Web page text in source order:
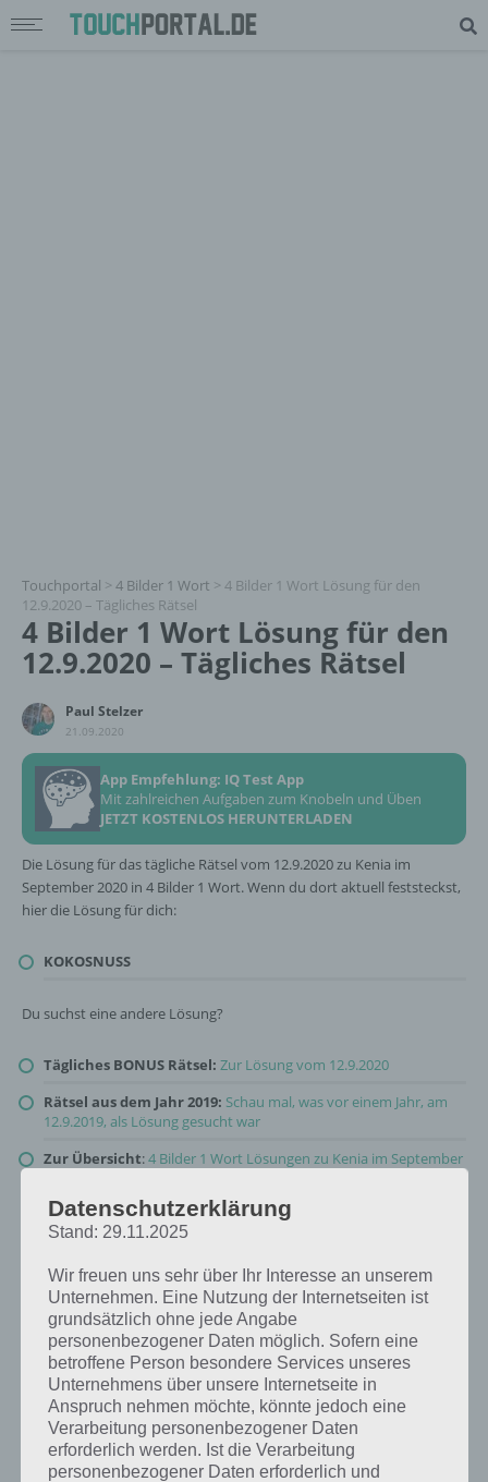
Touchportal > 4 Bilder 1 Wort > 4 Bilder 1 Wort Lösung für den
12.9.2020 – Tägliches Rätsel
4 Bilder 1 Wort Lösung für den
12.9.2020 – Tägliches Rätsel
Paul Stelzer
21.09.2020
App Empfehlung: IQ Test App
Mit zahlreichen Aufgaben zum Knobeln und Üben
JETZT KOSTENLOS HERUNTERLADEN
Die Lösung für das tägliche Rätsel vom 12.9.2020 zu Kenia im
September 2020 in 4 Bilder 1 Wort. Wenn du dort aktuell feststeckst,
hier die Lösung für dich:
KOKOSNUSS
Du suchst eine andere Lösung?
Tägliches BONUS Rätsel: Zur Lösung vom 12.9.2020
Rätsel aus dem Jahr 2019: Schau mal, was vor einem Jahr, am
12.9.2019, als Lösung gesucht war
Zur Übersicht:4 Bilder 1 Wort Lösungen zu Kenia im September
Datenschutzerklärung
Stand: 29.11.2025
Wir freuen uns sehr über Ihr Interesse an unserem
Unternehmen. Eine Nutzung der Internetseiten ist
grundsätzlich ohne jede Angabe
personenbezogener Daten möglich. Sofern eine
betroffene Person besondere Services unseres
Unternehmens über unsere Internetseite in
Anspruch nehmen möchte, könnte jedoch eine
Verarbeitung personenbezogener Daten
erforderlich werden. Ist die Verarbeitung
personenbezogener Daten erforderlich und